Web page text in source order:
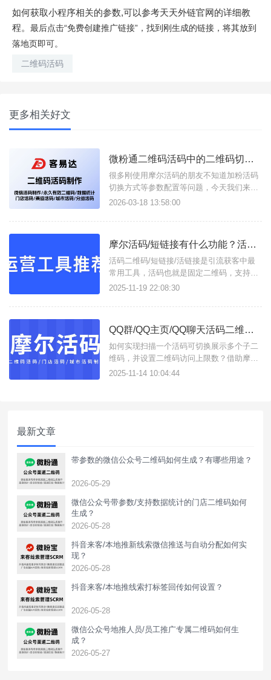
如何获取小程序相关的参数,可以参考天天外链官网的详细教
程。 最后点击“免费创建推广链接”，找到刚生成的链接，将其放到
落地页即可。
二维码活码
更多相关好文
微粉通二维码活码中的二维码切换方式/设备绑定说明
很多刚使用摩尔活码的朋友不知道加粉活码
切换方式等参数配置等问题，今天我们来总
结一下：二维码切换方式说明1、顺序切
数后，自动下线二维码 (如:某客服加满50人
可用的子二维码随机展示 (如：所有客服随
机分配客户)；3、
2026-03-18 13:58:00
摩尔活码/短链接有什么功能？活码二维码/活链接如何在线生成？
活码二维码/短链接/活链接是引流获客中最
常用工具，活码也就是固定二维码，支持按
设定展示多个子码，并实现动态更新二维
条链接合并成一条活链接，可实时更改子链
入摩尔活码/短链接这一个工具即可实现。支
持生成以下类型工具：活码二
2025-11-19 22:08:30
QQ群/QQ主页/QQ聊天活码二维码如何创建？
如何实现扫描一个活码可切换展示多个子二
维码，并设置二维码访问上限数？借助摩尔
活码这款活码在线生成工具，可生成企微/个
2025-11-14 10:04:44
最新文章
带参数的微信公众号二维码如何生成？有哪些用途？
2026-05-29
微信公众号带参数/支持数据统计的门店二维码如何
生成？
2026-05-28
抖音来客/本地推新线索微信推送与自动分配如何实
现？
2026-05-28
抖音来客/本地推线索打标签回传如何设置？
2026-05-28
‌微信公众号地推人员/员工推广专属二维码如何生
成？
2026-05-27